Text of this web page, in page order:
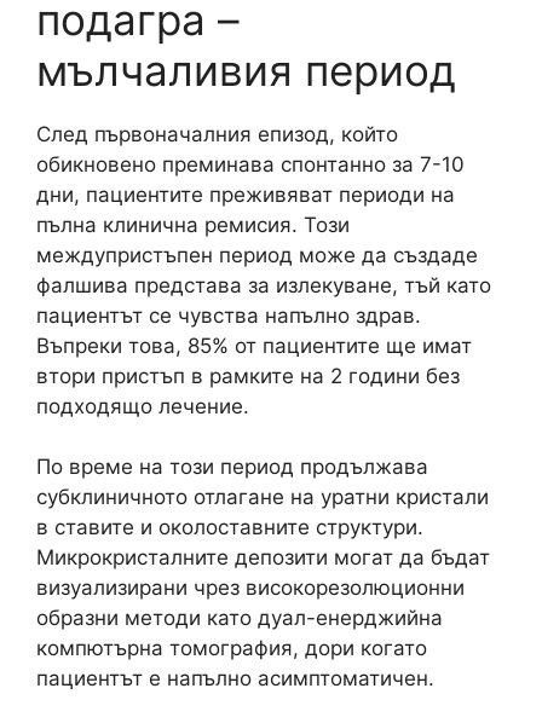
подагра –
мълчаливия период
След първоначалния епизод, който
обикновено преминава спонтанно за 7-10
дни, пациентите преживяват периоди на
пълна клинична ремисия. Този
междупристъпен период може да създаде
фалшива представа за излекуване, тъй като
пациентът се чувства напълно здрав.
Въпреки това, 85% от пациентите ще имат
втори пристъп в рамките на 2 години без
подходящо лечение.
По време на този период продължава
субклиничното отлагане на уратни кристали
в ставите и околоставните структури.
Микрокристалните депозити могат да бъдат
визуализирани чрез високорезолюционни
образни методи като дуал-енерджийна
компютърна томография, дори когато
пациентът е напълно асимптоматичен.